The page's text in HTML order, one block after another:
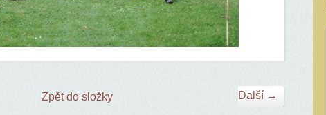
Další →
Zpět do složky